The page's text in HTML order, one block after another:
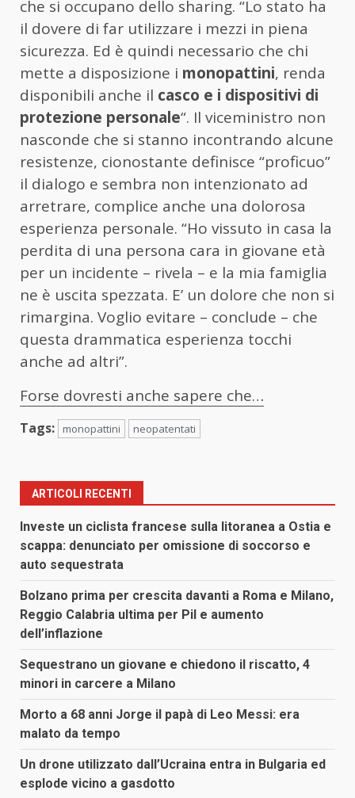
che si occupano dello sharing. “Lo stato ha
il dovere di far utilizzare i mezzi in piena
sicurezza. Ed è quindi necessario che chi
mette a disposizione i monopattini, renda
disponibili anche il casco e i dispositivi di
protezione personale“. Il viceministro non
nasconde che si stanno incontrando alcune
resistenze, cionostante definisce “proficuo”
il dialogo e sembra non intenzionato ad
arretrare, complice anche una dolorosa
esperienza personale. “Ho vissuto in casa la
perdita di una persona cara in giovane età
per un incidente – rivela – e la mia famiglia
ne è uscita spezzata. E’ un dolore che non si
rimargina. Voglio evitare – conclude – che
questa drammatica esperienza tocchi
anche ad altri”.
Forse dovresti anche sapere che…
Tags: monopattini neopatentati
ARTICOLI RECENTI
Investe un ciclista francese sulla litoranea a Ostia e
scappa: denunciato per omissione di soccorso e
auto sequestrata
Bolzano prima per crescita davanti a Roma e Milano,
Reggio Calabria ultima per Pil e aumento
dell’inflazione
Sequestrano un giovane e chiedono il riscatto, 4
minori in carcere a Milano
Morto a 68 anni Jorge il papà di Leo Messi: era
malato da tempo
Un drone utilizzato dall’Ucraina entra in Bulgaria ed
esplode vicino a gasdotto